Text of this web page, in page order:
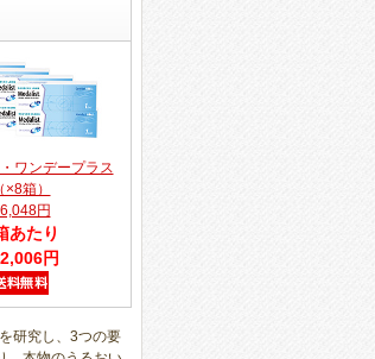
ワンデープラス
（×8箱）
円
あたり
円
研究し、3つの要